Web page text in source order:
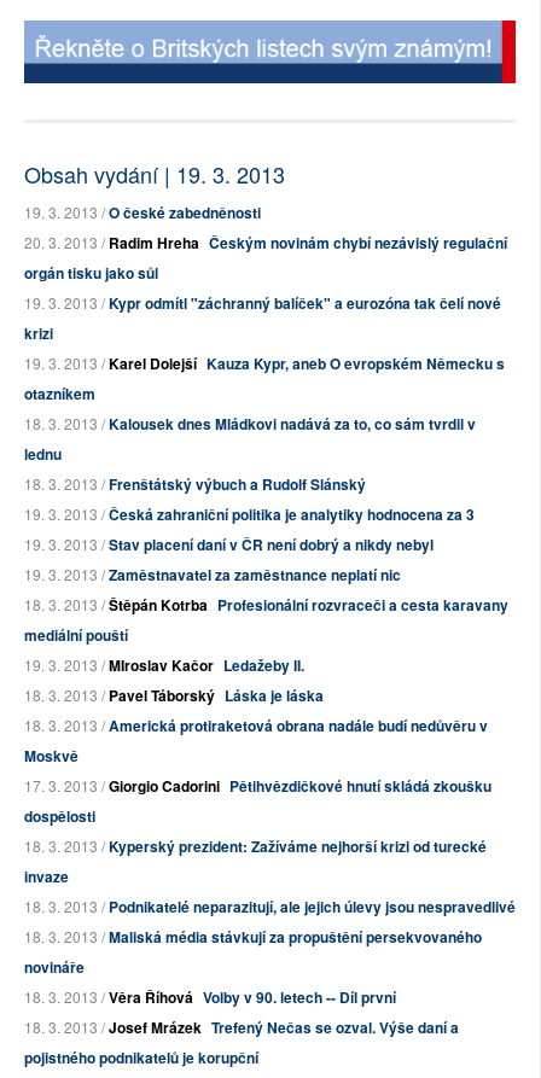
Obsah vydání | 19. 3. 2013
19. 3. 2013 /O české zabedněnosti
20. 3. 2013 /Radim Hreha Českým novinám chybí nezávislý regulační
orgán tisku jako sůl
19. 3. 2013 /Kypr odmítl "záchranný balíček" a eurozóna tak čelí nové
krizi
19. 3. 2013 /Karel Dolejší Kauza Kypr, aneb O evropském Německu s
otazníkem
18. 3. 2013 /Kalousek dnes Mládkovi nadává za to, co sám tvrdil v
lednu
18. 3. 2013 /Frenštátský výbuch a Rudolf Slánský
19. 3. 2013 /Česká zahraniční politika je analytiky hodnocena za 3
19. 3. 2013 /Stav placení daní v ČR není dobrý a nikdy nebyl
19. 3. 2013 /Zaměstnavatel za zaměstnance neplatí nic
18. 3. 2013 /Štěpán Kotrba Profesionální rozvraceči a cesta karavany
mediální pouští
19. 3. 2013 /MIroslav Kačor Ledažeby II.
18. 3. 2013 /Pavel Táborský Láska je láska
18. 3. 2013 /Americká protiraketová obrana nadále budí nedůvěru v
Moskvě
17. 3. 2013 /Giorgio Cadorini Pětihvězdičkové hnutí skládá zkoušku
dospělosti
18. 3. 2013 /Kyperský prezident: Zažíváme nejhorší krizi od turecké
invaze
18. 3. 2013 /Podnikatelé neparazitují, ale jejich úlevy jsou nespravedlivé
18. 3. 2013 /Maliská média stávkují za propuštění persekvovaného
novináře
18. 3. 2013 /Věra Říhová Volby v 90. letech -- Díl první
18. 3. 2013 /Josef Mrázek Trefený Nečas se ozval. Výše daní a
pojistného podnikatelů je korupční